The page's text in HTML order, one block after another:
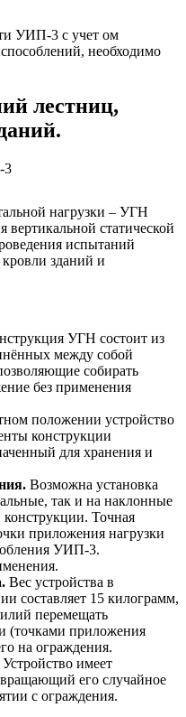
УИП-3 с учет ом
необходимо
лестниц,
нагрузки – УГН
вертикальной статической
испытаний
зданий и
УГН состоит из
между собой
собирать
без применения
положении устройство
конструкции
для хранения и
Возможна установка
так и на наклонные
Точная
приложения нагрузки
УИП-3.
Вес устройства в
составляет 15 килограмм,
перемещать
(точками приложения
на ограждения.
Устройство имеет
его случайное
с ограждения.